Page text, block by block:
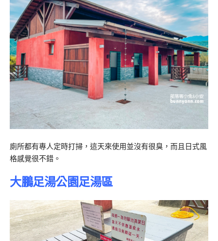
廁所都有專人定時打掃，這天來使用並沒有很臭，而且日式風
格感覺很不錯。
大鵬足湯公園足湯區